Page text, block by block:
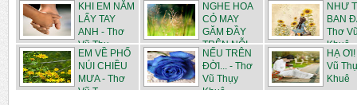
KHI EM NĂM
LẤY TAY
ANH - Thơ
Vũ Thụ...
NGHE HOA
CỎ MAY
GĂM ĐẦY
TRÊN NỖI
NH...
NHƯ
BAN
Thơ
Khuê
EM VỀ PHỐ
NÚI CHIỀU
MƯA - Thơ
Vũ T...
NẾU TRÊN
ĐỜI... - Thơ
Vũ Thụy
Khuê
HẠ
Vũ
Khuê